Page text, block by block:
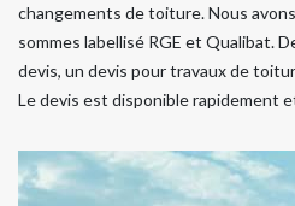
changements de toiture. Nous
sommes labellisé RGE et Qualibat.
devis, un devis pour travaux de
Le devis est disponible rapidement